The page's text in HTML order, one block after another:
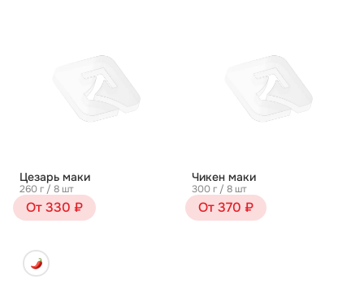
Цезарь маки
260 г / 8 шт
От 330 ₽
Чикен маки
300 г / 8 шт
От 370 ₽